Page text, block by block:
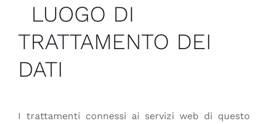
LUOGO DI
TRATTAMENTO DEI
DATI
I trattamenti connessi ai servizi web di questo